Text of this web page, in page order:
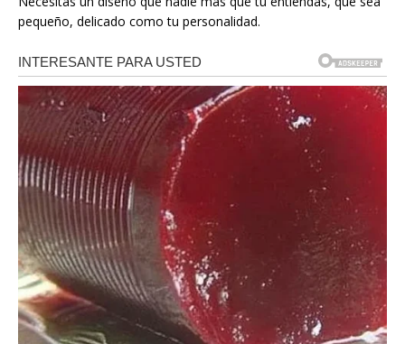
pequeño, delicado como tu personalidad.